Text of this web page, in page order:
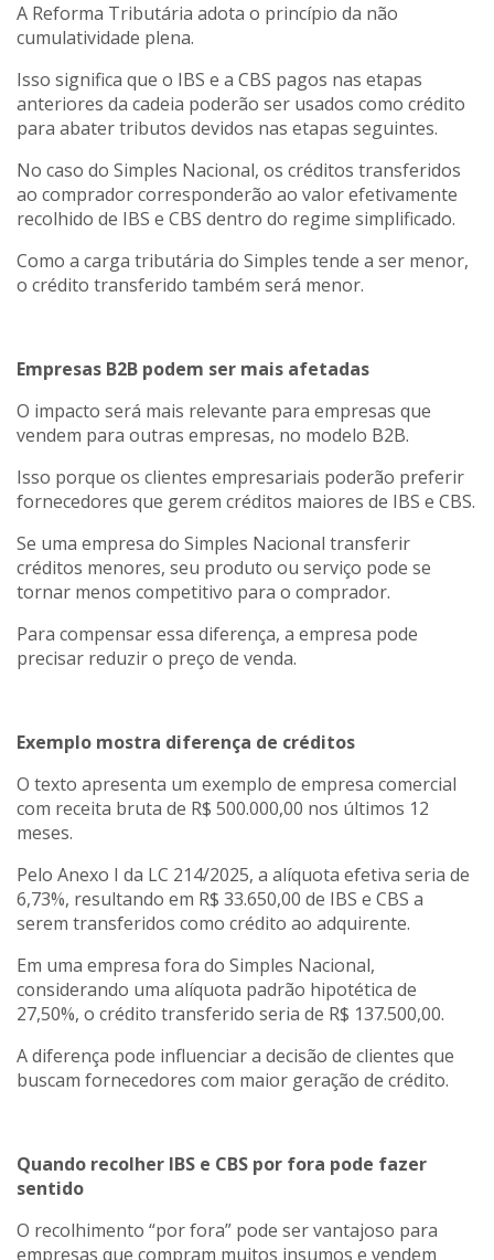
A Reforma Tributária adota o princípio da não
cumulatividade plena.
Isso significa que o IBS e a CBS pagos nas etapas
anteriores da cadeia poderão ser usados como crédito
para abater tributos devidos nas etapas seguintes.
No caso do Simples Nacional, os créditos transferidos
ao comprador corresponderão ao valor efetivamente
recolhido de IBS e CBS dentro do regime simplificado.
Como a carga tributária do Simples tende a ser menor,
o crédito transferido também será menor.
Empresas B2B podem ser mais afetadas
O impacto será mais relevante para empresas que
vendem para outras empresas, no modelo B2B.
Isso porque os clientes empresariais poderão preferir
fornecedores que gerem créditos maiores de IBS e CBS.
Se uma empresa do Simples Nacional transferir
créditos menores, seu produto ou serviço pode se
tornar menos competitivo para o comprador.
Para compensar essa diferença, a empresa pode
precisar reduzir o preço de venda.
Exemplo mostra diferença de créditos
O texto apresenta um exemplo de empresa comercial
com receita bruta de R$ 500.000,00 nos últimos 12
meses.
Pelo Anexo I da LC 214/2025, a alíquota efetiva seria de
6,73%, resultando em R$ 33.650,00 de IBS e CBS a
serem transferidos como crédito ao adquirente.
Em uma empresa fora do Simples Nacional,
considerando uma alíquota padrão hipotética de
27,50%, o crédito transferido seria de R$ 137.500,00.
A diferença pode influenciar a decisão de clientes que
buscam fornecedores com maior geração de crédito.
Quando recolher IBS e CBS por fora pode fazer
sentido
O recolhimento “por fora” pode ser vantajoso para
empresas que compram muitos insumos e vendem